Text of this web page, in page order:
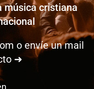
música cristiana
o envíe un mail
➜